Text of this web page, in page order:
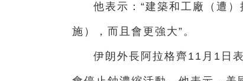
他表示：“建築和工廠（遭
施），而且會更強大”。
伊朗外長阿拉格齊11月1日